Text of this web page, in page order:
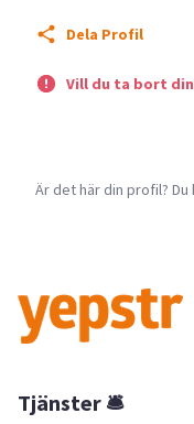
Dela Profil
Vill du ta bort
Är det här din profil?
Tjänster 🛎